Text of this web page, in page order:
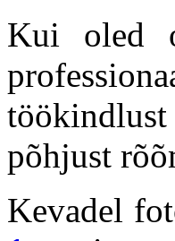
Kui oled
põhjust
Kevadel